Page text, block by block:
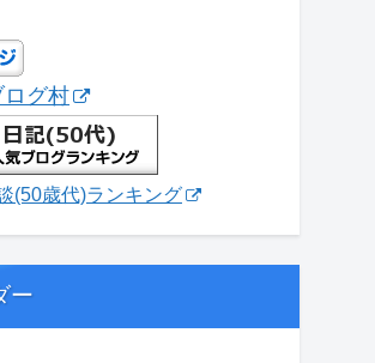
ログ村
(50歳代)ランキング
ー